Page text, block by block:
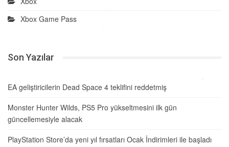
Xbox Game Pass
Son Yazılar
EA geliştiricilerin Dead Space 4 teklifini reddetmiş
Monster Hunter Wilds, PS5 Pro yükseltmesini ilk gün
güncellemesiyle alacak
PlayStation Store’da yeni yıl fırsatları Ocak İndirimleri ile başladı